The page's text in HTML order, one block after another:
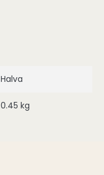
Halva
0.45 kg